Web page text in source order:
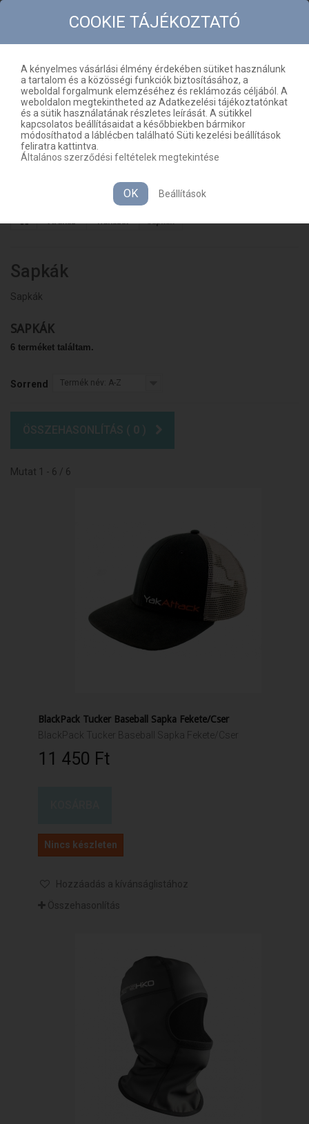
KAPCSOLAT OLDALTÉRKÉP
KOSÁR (ÜRES)
HU
Áruház Ruházat Sapkák
Sapkák
Sapkák
SAPKÁK
6 terméket találtam.
Sorrend Termék név: A-Z
ÖSSZEHASONLÍTÁS ( 0 )
Mutat 1 - 6 / 6
BlackPack Tucker Baseball Sapka Fekete/Cser
BlackPack Tucker Baseball Sapka Fekete/Cser
11 450 Ft‎
Nincs készleten
Hozzáadás a kívánságlistához
Összehasonlítás
COOKIE TÁJÉKOZTATÓ
A kényelmes vásárlási élmény érdekében sütiket használunk
a tartalom és a közösségi funkciók biztosításához, a
weboldal forgalmunk elemzéséhez és reklámozás céljából. A
weboldalon megtekintheted az Adatkezelési tájékoztatónkat
és a sütik használatának részletes leírását. A sütikkel
kapcsolatos beállításaidat a későbbiekben bármikor
módosíthatod a láblécben található Süti kezelési beállítások
feliratra kattintva.
Általános szerződési feltételek megtekintése
OK Beállítások